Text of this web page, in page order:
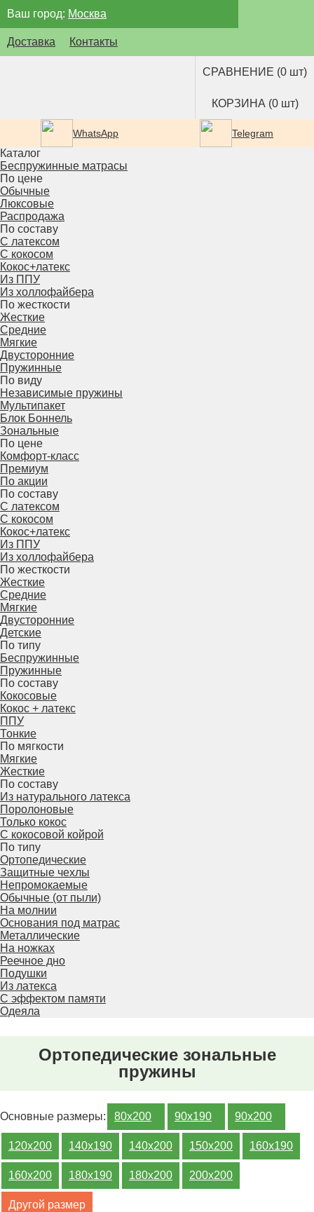
Ваш город: Москва
Доставка Контакты
СРАВНЕНИЕ (0 шт)
КОРЗИНА (0 шт)
WhatsApp Telegram
Каталог
Беспружинные матрасы
По цене
Обычные
Люксовые
Распродажа
По составу
С латексом
С кокосом
Кокос+латекс
Из ППУ
Из холлофайбера
По жесткости
Жесткие
Средние
Мягкие
Двусторонние
Пружинные
По виду
Независимые пружины
Мультипакет
Блок Боннель
Зональные
По цене
Комфорт-класс
Премиум
По акции
По составу
С латексом
С кокосом
Кокос+латекс
Из ППУ
Из холлофайбера
По жесткости
Жесткие
Средние
Мягкие
Двусторонние
Детские
По типу
Беспружинные
Пружинные
По составу
Кокосовые
Кокос + латекс
ППУ
Тонкие
По мягкости
Мягкие
Жесткие
По составу
Из натурального латекса
Поролоновые
Только кокос
С кокосовой койрой
По типу
Ортопедические
Защитные чехлы
Непромокаемые
Обычные (от пыли)
На молнии
Основания под матрас
Металлические
На ножках
Реечное дно
Подушки
Из латекса
С эффектом памяти
Одеяла
Ортопедические зональные
пружины
Основные размеры: 80х200 90х190 90х200
120х200 140х190 140х200 150х200 160х190
160х200 180х190 180х200 200х200
Другой размер